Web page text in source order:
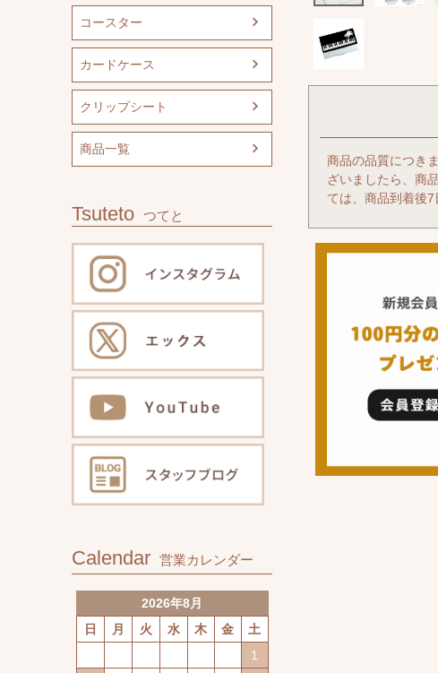
コースター
カードケース
クリップシート
商品一覧
Tsuteto つてと
Calendar 営業カレンダー
2026年8月
日
月 火 水 木 金
土
1
商品の品質につき
ざいましたら、商
ては、商品到着後7